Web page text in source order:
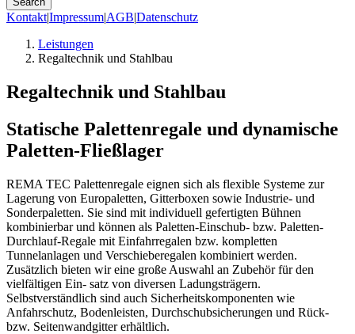
Kontakt|Impressum|AGB|Datenschutz
Leistungen
Regaltechnik und Stahlbau
Regaltechnik und Stahlbau
Statische Palettenregale und dynamische
Paletten-Fließlager
REMA TEC Palettenregale eignen sich als flexible Systeme zur
Lagerung von Europaletten, Gitterboxen sowie Industrie- und
Sonderpaletten. Sie sind mit individuell gefertigten Bühnen
kombinierbar und können als Paletten-Einschub- bzw. Paletten-
Durchlauf-Regale mit Einfahrregalen bzw. kompletten
Tunnelanlagen und Verschieberegalen kombiniert werden.
Zusätzlich bieten wir eine große Auswahl an Zubehör für den
vielfältigen Ein- satz von diversen Ladungsträgern.
Selbstverständlich sind auch Sicherheitskomponenten wie
Anfahrschutz, Bodenleisten, Durchschubsicherungen und Rück-
bzw. Seitenwandgitter erhältlich.